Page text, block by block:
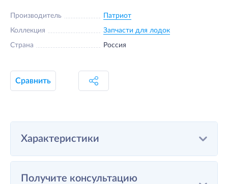
Производитель Патриот
Коллекция Запчасти для лодок
Страна Россия
Сравнить
Характеристики
Получите консультацию